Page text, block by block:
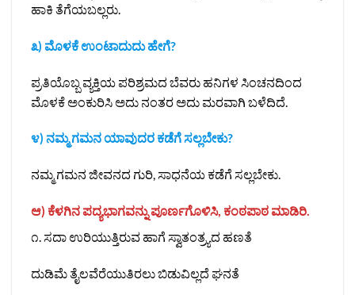
ಹಾಕಿ ತೆಗೆಯಬಲ್ಲರು.
೩) ಮೊಳಕೆ ಉಂಟಾದುದು ಹೇಗೆ?
ಪ್ರತಿಯೊಬ್ಬ ವ್ಯಕ್ತಿಯ ಪರಿಶ್ರಮದ ಬೆವರು ಹನಿಗಳ ಸಿಂಚನದಿಂದ
ಮೊಳಕೆ ಅಂಕುರಿಸಿ ಅದು ನಂತರ ಅದು ಮರವಾಗಿ ಬಳೆದಿದೆ.
೪) ನಮ್ಮ ಗಮನ ಯಾವುದರ ಕಡೆಗೆ ಸಲ್ಲಬೇಕು?
ನಮ್ಮ ಗಮನ ಜೀವನದ ಗುರಿ, ಸಾಧನೆಯ ಕಡೆಗೆ ಸಲ್ಲಬೇಕು.
ಆ) ಕೆಳಗಿನ ಪದ್ಯಭಾಗವನ್ನು ಪೂರ್ಣಗೊಳಿಸಿ, ಕಂಠಪಾಠ ಮಾಡಿರಿ.
೧. ಸದಾ ಉರಿಯುತ್ತಿರುವ ಹಾಗೆ ಸ್ವಾತಂತ್ರ್ಯದ ಹಣತೆ
ದುಡಿಮೆ ತೈಲವೆರೆಯುತಿರಲು ಬಿಡುವಿಲ್ಲದೆ ಘನತೆ